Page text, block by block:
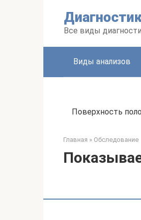
Все виды
Виды анализов
Поверхность
Главная » Обследование